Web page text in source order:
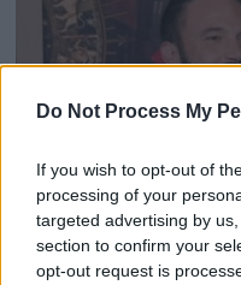
Do Not Process My
If you wish to opt-out of
processing of your
targeted advertising by
section to confirm your
opt-out request is